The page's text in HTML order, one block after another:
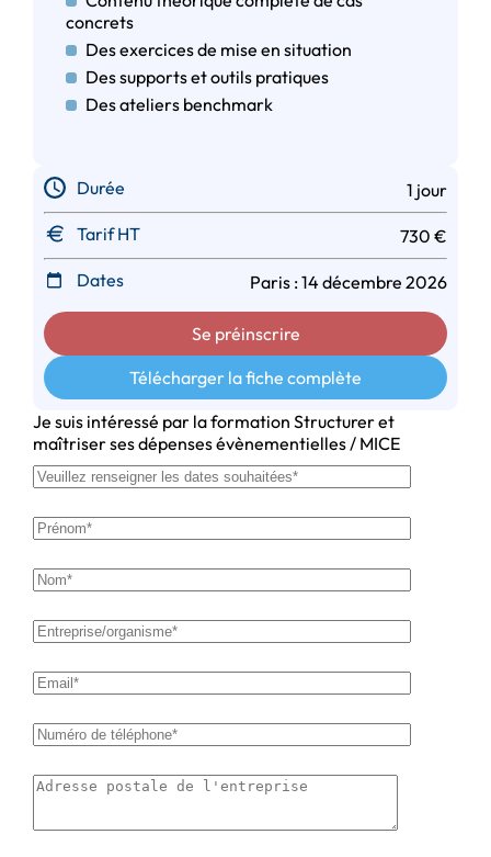
concrets
Des exercices de mise en situation
Des supports et outils pratiques
Des ateliers benchmark
Durée
1 jour
Tarif HT
730 €
Dates
Paris : 14 décembre 2026
Se préinscrire
Télécharger la fiche complète
Je suis intéressé par la formation Structurer et
maîtriser ses dépenses évènementielles / MICE